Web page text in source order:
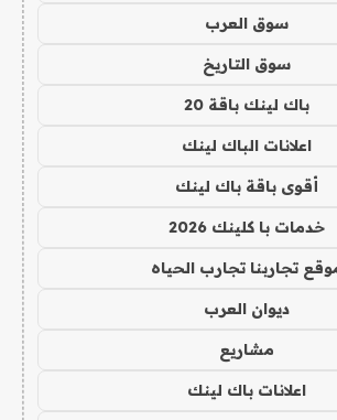
سوق العرب
سوق التاريخ
باك لينك باقة 20
اعلانات الباك لينك
أقوى باقة باك لينك
خدمات با كلينك 2026
تجاربنا تجارب الحياه
ديوان العرب
مشاريع
اعلانات باك لينك